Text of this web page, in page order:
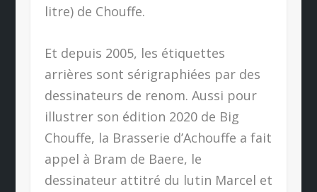
litre) de Chouffe.
Et depuis 2005, les étiquettes
arrières sont sérigraphiées par des
dessinateurs de renom. Aussi pour
illustrer son édition 2020 de Big
Chouffe, la Brasserie d’Achouffe a fait
appel à Bram de Baere, le
dessinateur attitré du lutin Marcel et